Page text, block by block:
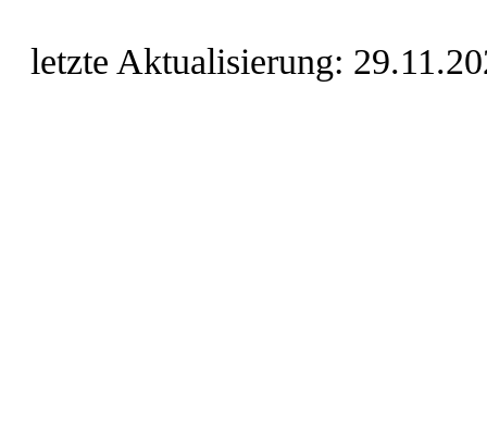
letzte Aktualisierung: